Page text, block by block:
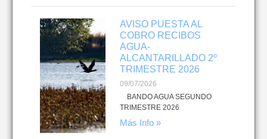
AVISO PUESTA AL
COBRO RECIBOS
AGUA-
ALCANTARILLADO 2º
TRIMESTRE 2026
09/07/2026
BANDO AGUA SEGUNDO
TRIMESTRE 2026
Más Info »